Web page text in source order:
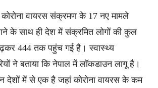
वायरस संक्रमण के 17 नए मामले
के साथ ही देश में संक्रमित लोगों की कुल
444 तक पहुंच गई है। स्वास्थ्य
ने बताया कि नेपाल में लॉकडाउन लागू है।
देशों में से एक है जहां कोरोना वायरस के कम